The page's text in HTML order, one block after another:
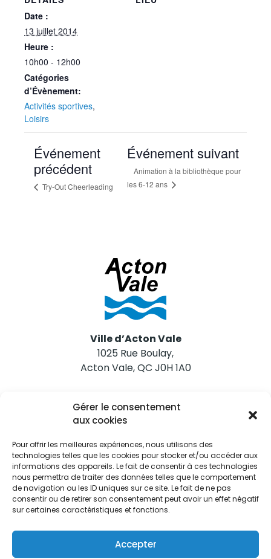
Gérer le consentement
aux cookies
Pour offrir les meilleures expériences, nous utilisons des
technologies telles que les cookies pour stocker et/ou accéder aux
informations des appareils. Le fait de consentir à ces technologies
nous permettra de traiter des données telles que le comportement
de navigation ou les ID uniques sur ce site. Le fait de ne pas
consentir ou de retirer son consentement peut avoir un effet négatif
sur certaines caractéristiques et fonctions.
Accepter
Date :
13 juillet 2014
Heure :
10h00 - 12h00
Catégories
d’Évènement:
Activités sportives,
Loisirs
Événement
précédent
Try-Out Cheerleading
Événement suivant
Animation à la bibliothèque pour
les 6-12 ans
Ville d’Acton Vale
1025 Rue Boulay,
Acton Vale, QC J0H 1A0
Nous joindre
Tél. 450 546-2703
Restez informés
Abonnez-vous aux alertes municipales
Je m'abonne